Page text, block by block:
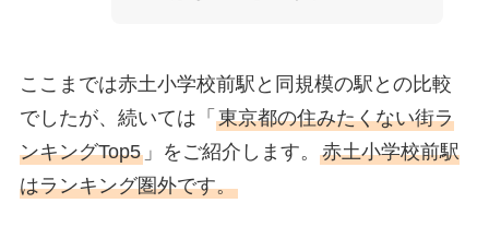
ここまでは赤土小学校前駅と同規模の駅との比較
でしたが、続いては「 東京都の住みたくない街ラ
ンキングTop5」をご紹介します。 赤土小学校前駅
はランキング圏外です。